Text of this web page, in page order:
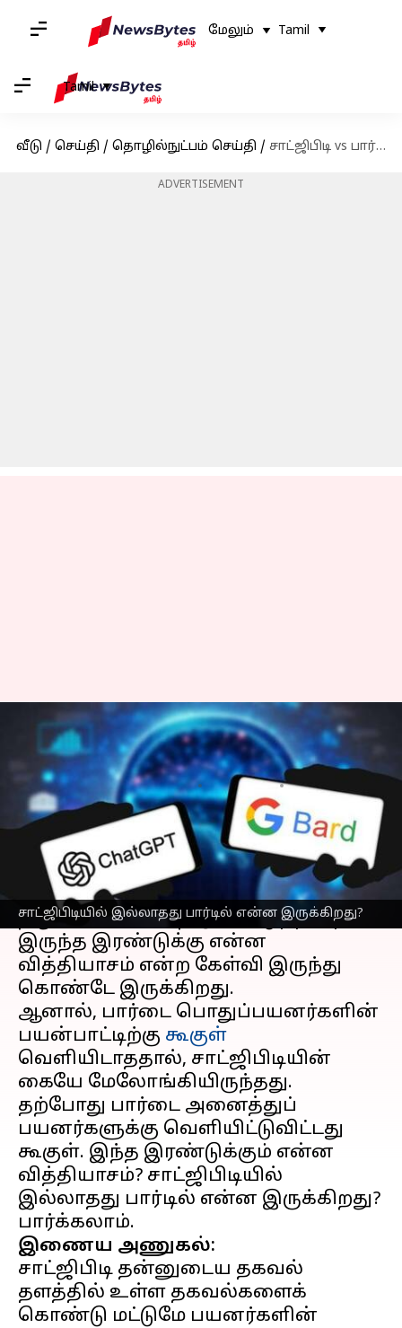
மேலும் Tamil
Tamil
வீடு / செய்தி / தொழில்நுட்பம் செய்தி / சாட்ஜிபிடி vs பார்டு.. என்ன வித்தியாசம்? - பகுதி 1
ADVERTISEMENT
சாட்ஜிபிடியில் இல்லாதது பார்டில் என்ன இருக்கிறது?
சாட்ஜிபிடி vs பார்டு.. என்ன
வித்தியாசம்? - பகுதி 1
எழுதியவர் Prasanna Venkatesh May 14, 2023 10:04 am
செய்தி முன்னோட்டம்
சாட்ஜிபிடிvs பார்டு.. இரண்டு
சாட்பாட்களையும் அந்தந்த
நிறுவனங்கள் அறிமுகப்படுத்தியதில்
இருந்த இரண்டுக்கு என்ன
வித்தியாசம் என்ற கேள்வி இருந்து
கொண்டே இருக்கிறது.
ஆனால், பார்டை பொதுப்பயனர்களின்
பயன்பாட்டிற்கு கூகுள்
வெளியிடாததால், சாட்ஜிபிடியின்
கையே மேலோங்கியிருந்தது.
தற்போது பார்டை அனைத்துப்
பயனர்களுக்கு வெளியிட்டுவிட்டது
கூகுள். இந்த இரண்டுக்கும் என்ன
வித்தியாசம்? சாட்ஜிபிடியில்
இல்லாதது பார்டில் என்ன இருக்கிறது?
இணைய அணுகல்:
சாட்ஜிபிடி தன்னுடைய தகவல்
தளத்தில் உள்ள தகவல்களைக்
கொண்டு மட்டுமே பயனர்களின்